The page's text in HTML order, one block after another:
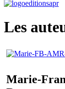
Les
Marie-